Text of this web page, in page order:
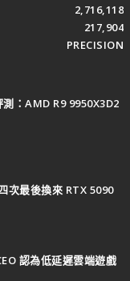
2,716,118
217,904
PRECISION
：AMD R9 9950X3D2
次最後換來 RTX 5090
認為低延遲雲端遊戲